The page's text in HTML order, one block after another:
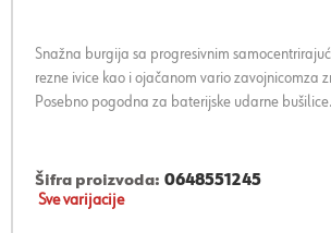
Snažna burgija sa progresivnim
rezne ivice kao i ojačanom vario zavojnicomza
Posebno pogodna za baterijske udarne bušilice.
Šifra proizvoda: 0648551245
Sve varijacije